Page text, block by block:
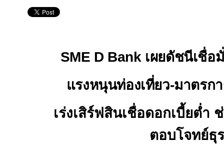
SME D Bank เผยดัชนีเชื่อ
แรงหนุนท่องเที่ยว-มาตรก
เร่งเสิร์ฟสินเชื่อดอกเบี้ยต่ำ
ตอบโจทย์ธุ